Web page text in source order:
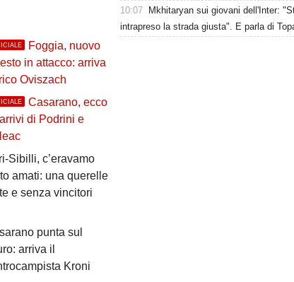
Foggia, nuovo
in attacco: arriva
Oviszach
Casarano, ecco
di Podrini e
Sibilli, c’eravamo
amati: una querelle
e senza vincitori
punta sul
arriva il
Kroni
10:07
Mkhitaryan sui giovani dell'Inter:
intrapreso la strada giusta". E parla di